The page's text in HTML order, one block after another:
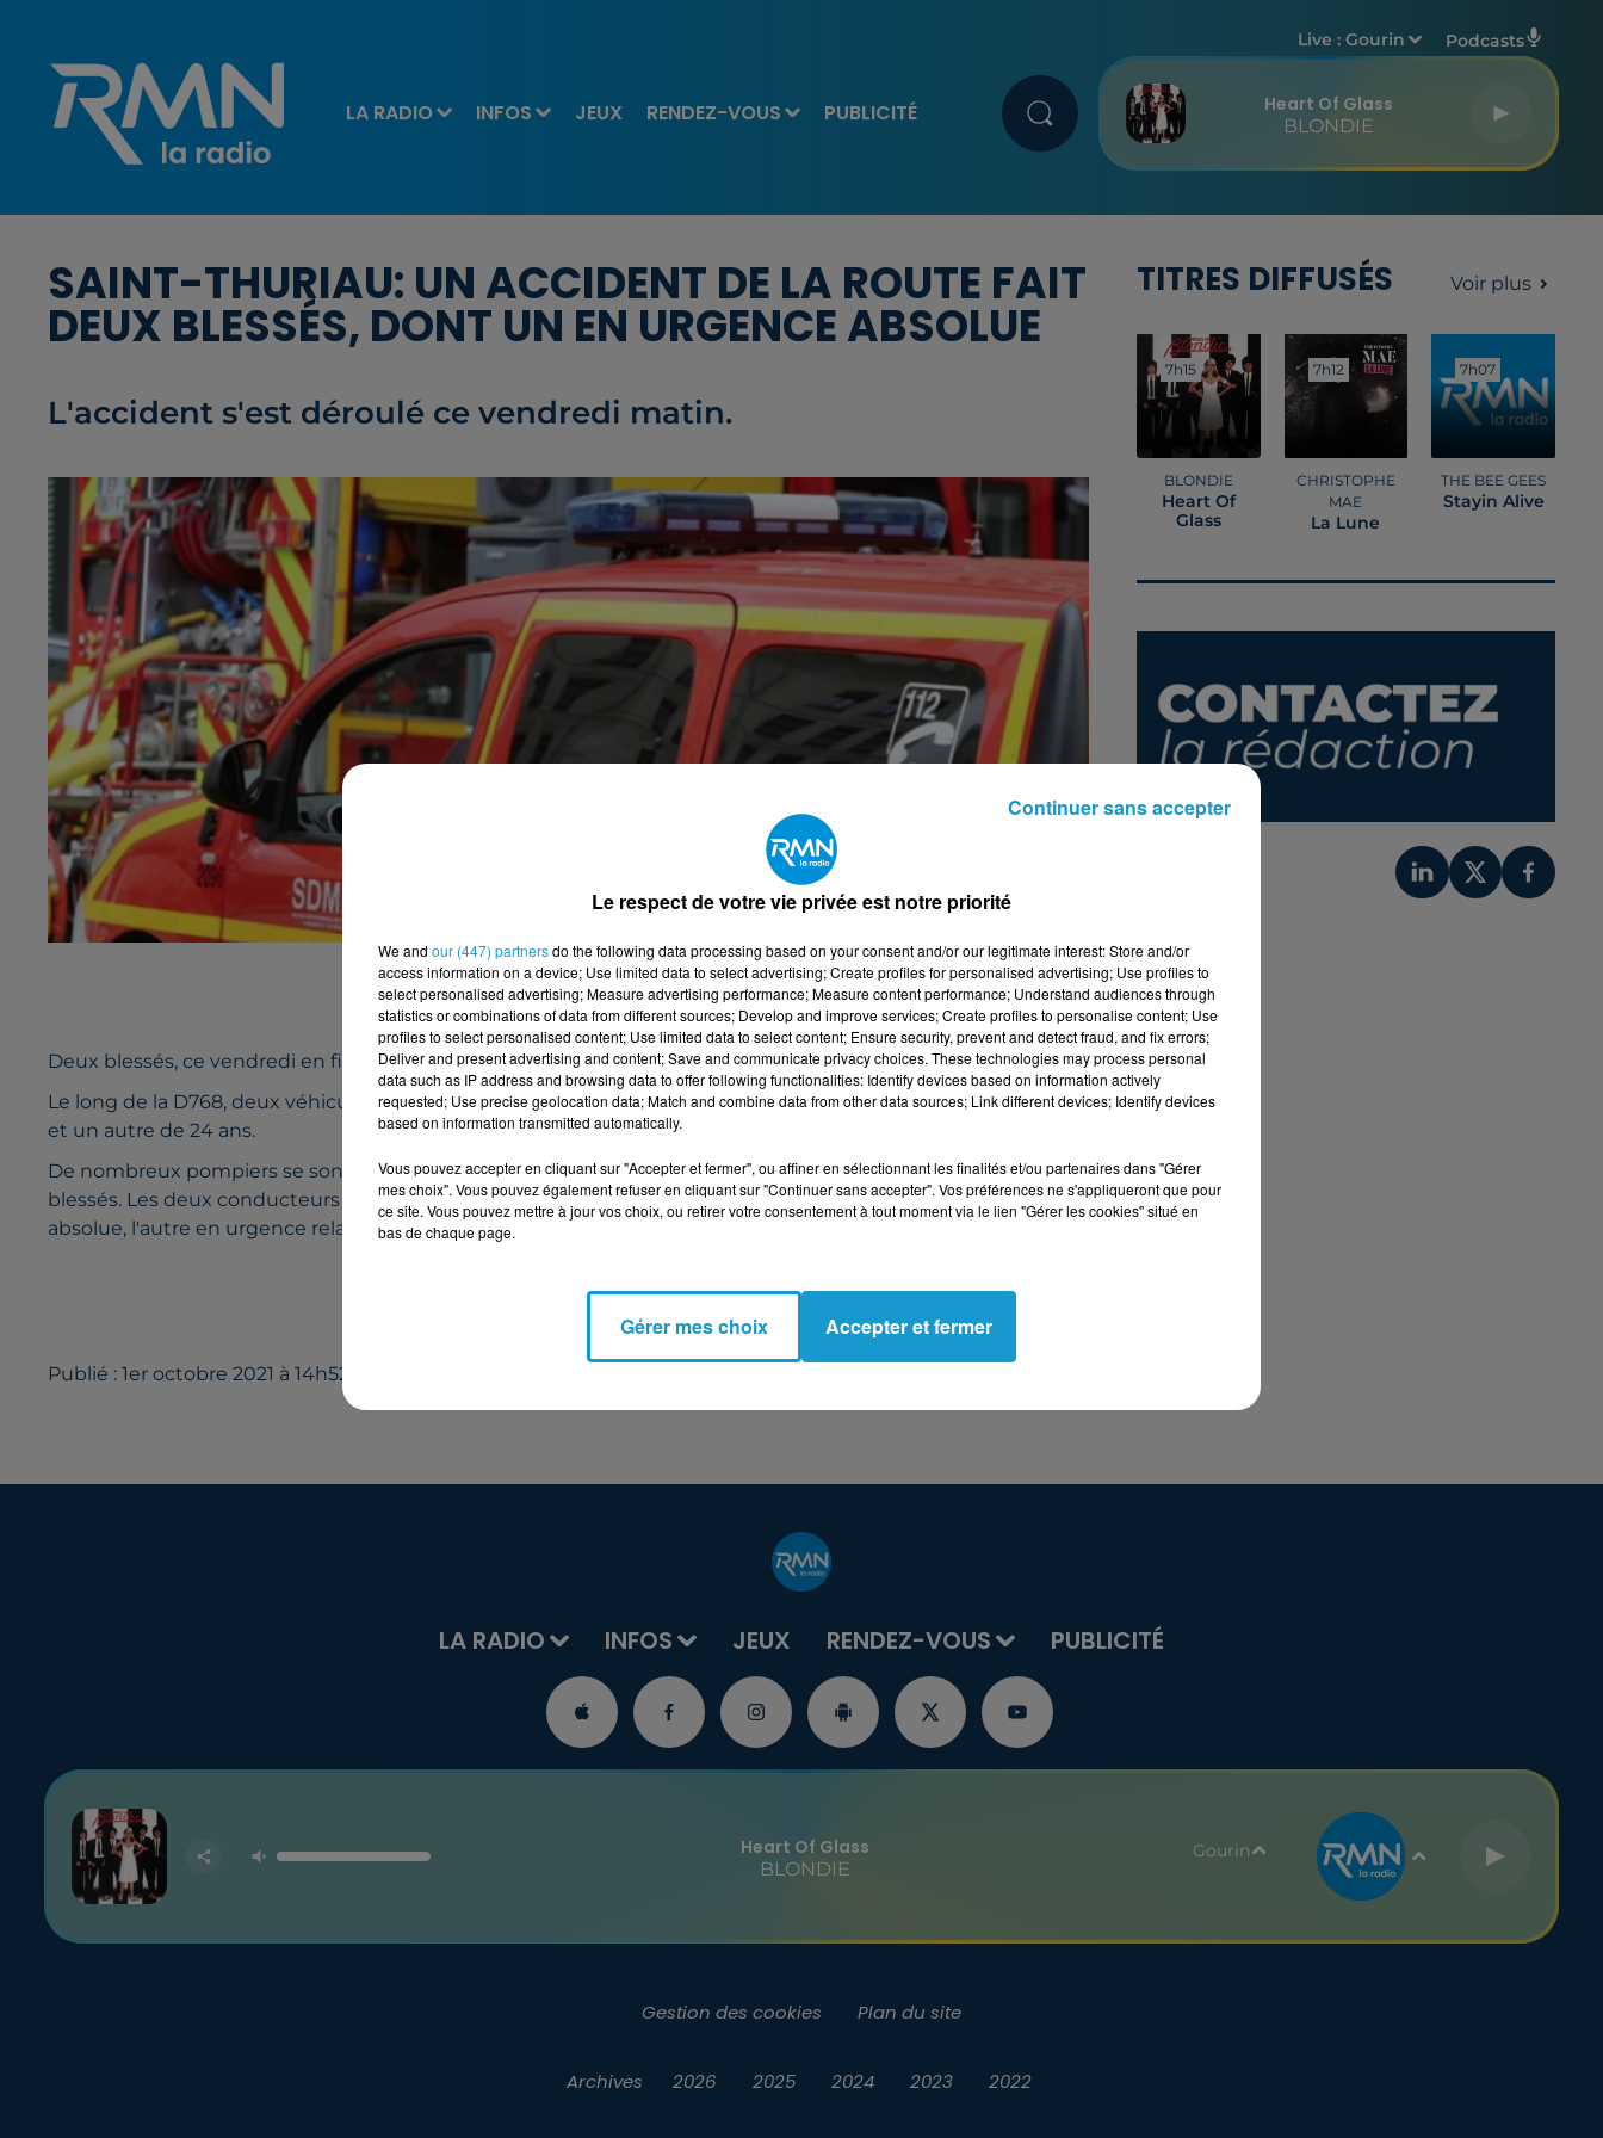
LA RADIO INFOS JEUX RENDEZ-VOUS PUBLICITÉ
Live :Gourin Podcasts
Heart Of Glass
BLONDIE
SAINT-THURIAU: UN ACCIDENT DE LA ROUTE FAIT
DEUX BLESSÉS, DONT UN EN URGENCE ABSOLUE
L'accident s'est déroulé ce vendredi matin.
Deux blessés, ce vendredi en fin de matinée à Saint-Thuriau, après un accident de la route.
Le long de la D768, deux véhicules sont entrés en collision frontalement, conduits par un homme de 35 ans
et un autre de 24 ans.
De nombreux pompiers se sont rendus sur place, il a fallu une désincarcération pour pouvoir s'occuper des
blessés. Les deux conducteurs ont été transporté au groupe hospitalier de Centre Bretagne, l'un en urgence
absolue, l'autre en urgence relative.
Publié : 1er octobre 2021 à 14h52
TITRES DIFFUSÉS Voir plus
7h15
7h15
BLONDIE
Heart Of
Glass
7h12
7h12
CHRISTOPHE
MAE
La Lune
7h07
7h07
THE BEE GEES
Stayin Alive
LA RADIO INFOS JEUX RENDEZ-VOUS PUBLICITÉ
Heart Of Glass
BLONDIE
Gourin
Gestion des cookies Plan du site
Archives 2026 2025 2024 2023 2022
Le respect de votre vie privée est notre priorité
We and our (447) partnersdo the following data processing based on your consent and/or our legitimate interest: Store and/or
access information on a device; Use limited data to select advertising; Create profiles for personalised advertising; Use profiles to
select personalised advertising; Measure advertising performance; Measure content performance; Understand audiences through
statistics or combinations of data from different sources; Develop and improve services; Create profiles to personalise content; Use
profiles to select personalised content; Use limited data to select content; Ensure security, prevent and detect fraud, and fix errors;
Deliver and present advertising and content; Save and communicate privacy choices. These technologies may process personal
data such as IP address and browsing data to offer following functionalities: Identify devices based on information actively
requested; Use precise geolocation data; Match and combine data from other data sources; Link different devices; Identify devices
based on information transmitted automatically.
Vous pouvez accepter en cliquant sur "Accepter et fermer", ou affiner en sélectionnant les finalités et/ou partenaires dans "Gérer
mes choix". Vous pouvez également refuser en cliquant sur "Continuer sans accepter". Vos préférences ne s'appliqueront que pour
ce site. Vous pouvez mettre à jour vos choix, ou retirer votre consentement à tout moment via le lien "Gérer les cookies" situé en
bas de chaque page.
Gérer mes choix Accepter et fermer
Continuer sans accepter